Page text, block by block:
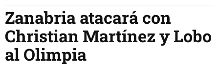
Zanabria atacará con
Christian Martínez y Lobo
al Olimpia